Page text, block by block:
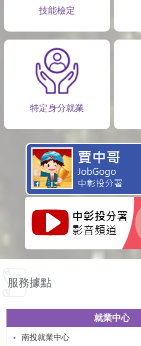
技能檢定
特定身分就業
服務據點
就業中心
南投就業中心